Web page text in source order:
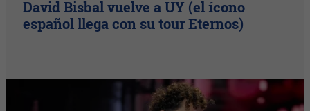
David Bisbal vuelve a UY (el ícono
español llega con su tour Eternos)